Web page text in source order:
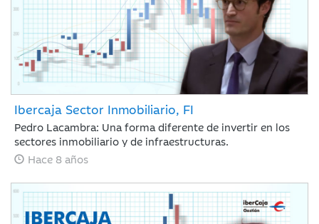
Ibercaja Sector Inmobiliario, FI
Pedro Lacambra: Una forma diferente de invertir en los
sectores inmobiliario y de infraestructuras.
Hace 8 años